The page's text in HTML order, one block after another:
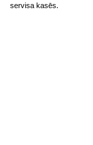
servisa kasēs.